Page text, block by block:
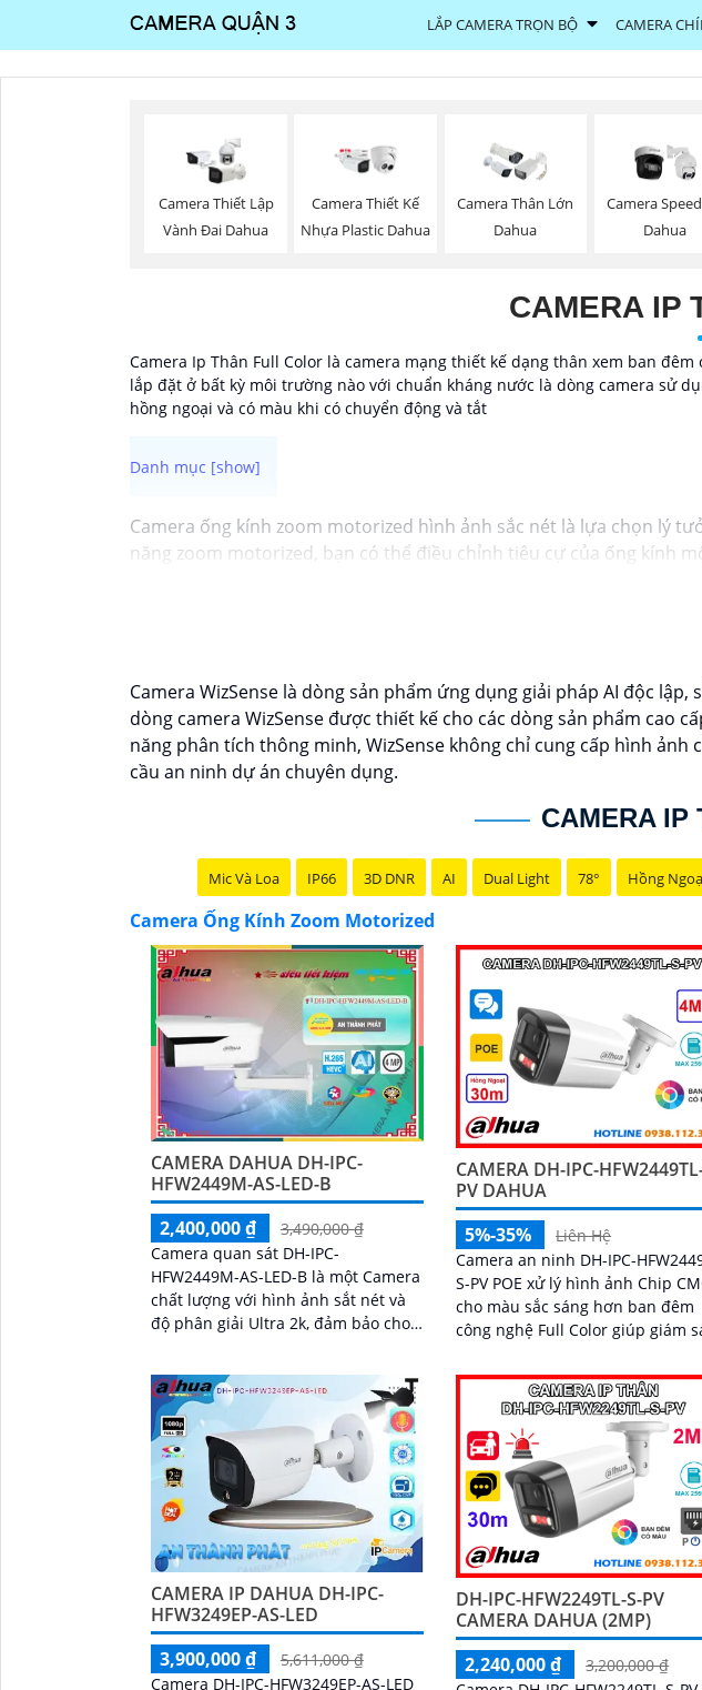
LẮP CAMERA TRỌN BỘ CAMERA
Camera Thiết Lập
Vành Đai Dahua
Camera Thiết Kế
Nhựa Plastic Dahua
Camera Thân Lớn
Dahua
Camera
Dahua
CAMERA IP
Camera Ip Thân Full Color là camera mạng thiết kế dạng thân xem ban
lắp đặt ở bất kỳ môi trường nào với chuẩn kháng nước là dòng camera sử
hồng ngoại và có màu khi có chuyển động và tắt
Camera ống kính zoom motorized hình ảnh sắc nét là lựa chọn lý
năng zoom motorized, bạn có thể điều chỉnh tiêu cự của ống kính
Camera WizSense là dòng sản phẩm ứng dụng giải pháp AI độc
dòng camera WizSense được thiết kế cho các dòng sản phẩm cao
năng phân tích thông minh, WizSense không chỉ cung cấp hình
cầu an ninh dự án chuyên dụng.
CAMERA IP
Mic Và Loa IP66 3D DNR AI Dual Light 78° Hồng
Camera Ống Kính Zoom Motorized
CAMERA DAHUA DH-IPC-
HFW2449M-AS-LED-B
2,400,000 ₫
3,490,000 ₫
Camera quan sát DH-IPC-
HFW2449M-AS-LED-B là một Camera
chất lượng với hình ảnh sắt nét và
độ phân giải Ultra 2k, đảm bảo cho
tiết. Camera cũng...
CAMERA DH-IPC-
PV DAHUA
5%-35%
Liên Hệ
Camera an ninh DH-IPC-
S-PV POE xử lý hình ảnh Chip
cho màu sắc sáng hơn ban đêm
công nghệ Full Color giúp giám
cách 30m. Với độ phân giải 4
CAMERA IP DAHUA DH-IPC-
HFW3249EP-AS-LED
3,900,000 ₫
5,611,000 ₫
Camera DH-IPC-HFW3249EP-AS-LED
DH-IPC-HFW2249TL-S-PV
CAMERA DAHUA (2MP)
2,240,000 ₫
3,200,000 ₫